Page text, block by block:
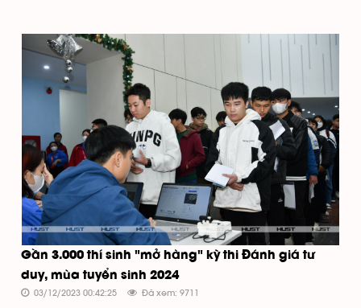
Gần 3.000 thí sinh "mở hàng" kỳ thi Đánh giá tư
duy, mùa tuyển sinh 2024
03/12/2023 00:42:25 Đã xem: 9711